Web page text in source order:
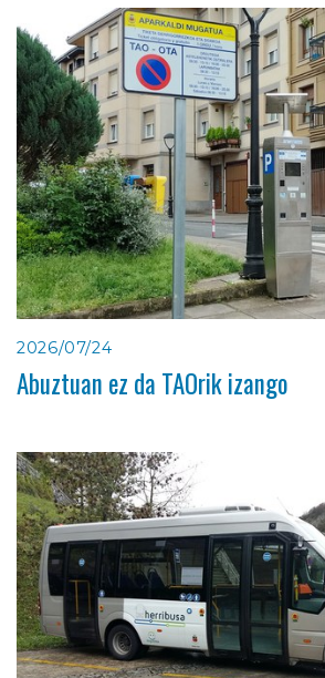
2026/07/24
Abuztuan ez da TAOrik izango